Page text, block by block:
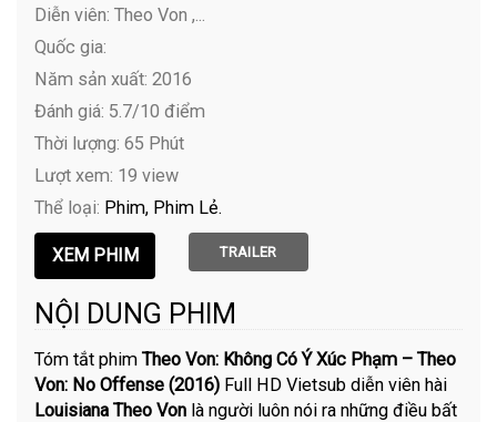
Diễn viên: Theo Von ,...
Quốc gia:
Năm sản xuất: 2016
Đánh giá: 5.7/10 điểm
Thời lượng: 65 Phút
Lượt xem: 19 view
Thể loại: Phim Phim Lẻ
TRAILER
NỘI DUNG PHIM
Tóm tắt phimTheo Von: Không Có Ý Xúc Phạm – Theo
Von: No Offense (2016) Full HD Vietsub diễn viên hài
Louisiana Theo Von là người luôn nói ra những điều bất